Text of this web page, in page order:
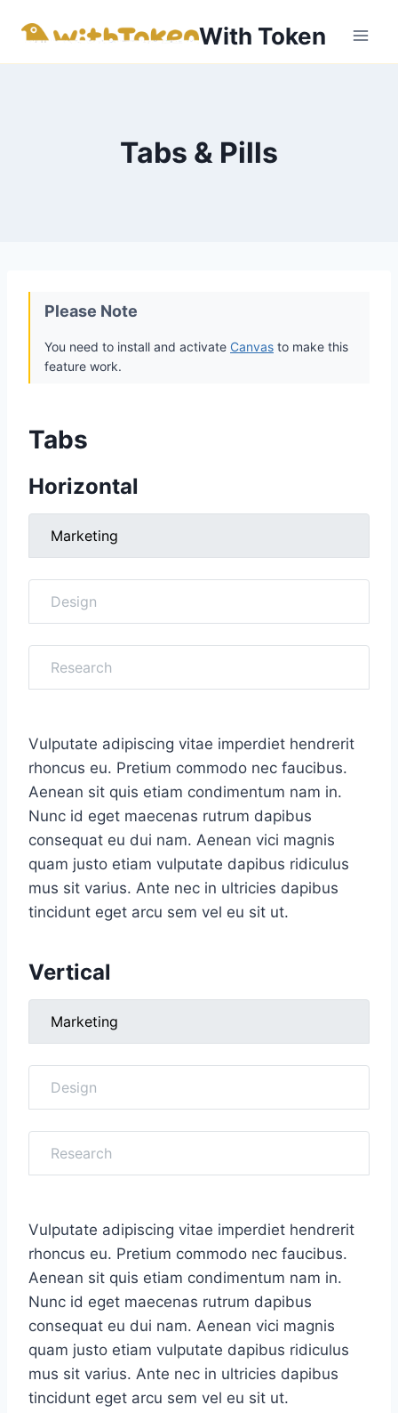
を
With Token
Tabs & Pills
Please Note
You need to install and activate Canvas to make this
feature work.
Tabs
Horizontal
Marketing
Design
Research
Vulputate adipiscing vitae imperdiet hendrerit
rhoncus eu. Pretium commodo nec faucibus.
Aenean sit quis etiam condimentum nam in.
Nunc id eget maecenas rutrum dapibus
consequat eu dui nam. Aenean vici magnis
quam justo etiam vulputate dapibus ridiculus
mus sit varius. Ante nec in ultricies dapibus
tincidunt eget arcu sem vel eu sit ut.
Vertical
Marketing
Design
Research
Vulputate adipiscing vitae imperdiet hendrerit
rhoncus eu. Pretium commodo nec faucibus.
Aenean sit quis etiam condimentum nam in.
Nunc id eget maecenas rutrum dapibus
consequat eu dui nam. Aenean vici magnis
quam justo etiam vulputate dapibus ridiculus
mus sit varius. Ante nec in ultricies dapibus
tincidunt eget arcu sem vel eu sit ut.